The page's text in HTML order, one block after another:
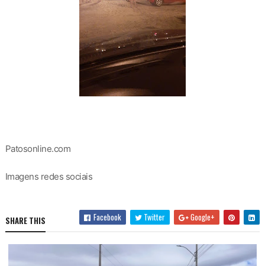
Patosonline.com
Imagens redes sociais
SHARE THIS Facebook Twitter Google+